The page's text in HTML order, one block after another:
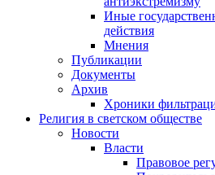
Иные
действия
Мнения
Публикации
Документы
Архив
Хроники
Религия в светском обществе
Новости
Власти
Правовое